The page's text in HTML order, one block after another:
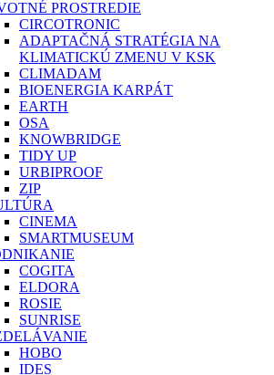
PROSTREDIE
CIRCOTRONIC
ADAPTAČNÁ STRATÉGIA NA
KLIMATICKÚ ZMENU V KSK
CLIMADAM
BIOENERGIA KARPÁT
EARTH
OSA
KNOWBRIDGE
TIDY UP
URBIPROOF
ZIP
CINEMA
SMARTMUSEUM
COGITA
ELDORA
ROSIE
SUNRISE
HOBO
IDES